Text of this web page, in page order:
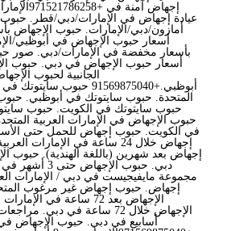
إجهاض
عيادة إجهاض في الإمارات/دبي/قطر.
أمازون/دبي/الإمارات. حبوب الإجهاض
أسعار حبوب الإجهاض في أبوظبي/
بأسعار مخفضة في الإمارات/دبي. صور
أسعار حبوب الإجهاض في دبي. حبوب
الجانبية لحبوب
أبوظبي.+91569875040 حبوب
المتحدة. حبوب سايتوتك في أبوظبي.
حبوب سايتوتك في الكويت. حبوب
إجهاض خلال 24 ساعة في
إجهاض بعد شهرين (باللغة الهندية). حبوب
الإجهاض بعد 72 ساعة في
أسابيع في دبي. حبوب الإجهاض